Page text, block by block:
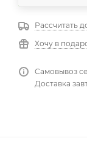
Рассчитать
Хочу в
Самовывоз
Доставка